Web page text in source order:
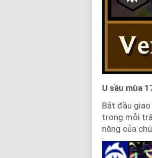
U sầu mùa
Bắt đầu
trong mỗi
năng của